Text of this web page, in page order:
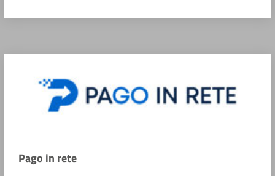
Pago in rete